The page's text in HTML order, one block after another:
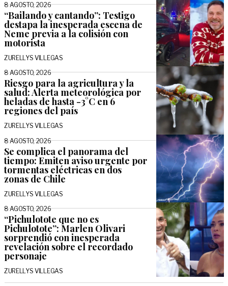
8 AGOSTO, 2026
“Bailando y cantando”: Testigo
destapa la inesperada escena de
Neme previa a la colisión con
motorista
ZURELLYS VILLEGAS
8 AGOSTO, 2026
Riesgo para la agricultura y la
salud: Alerta meteorológica por
heladas de hasta -3°C en 6
regiones del país
ZURELLYS VILLEGAS
8 AGOSTO, 2026
Se complica el panorama del
tiempo: Emiten aviso urgente por
tormentas eléctricas en dos
zonas de Chile
ZURELLYS VILLEGAS
8 AGOSTO, 2026
“Pichulotote que no es
Pichulotote”: Marlen Olivari
sorprendió con inesperada
revelación sobre el recordado
personaje
ZURELLYS VILLEGAS